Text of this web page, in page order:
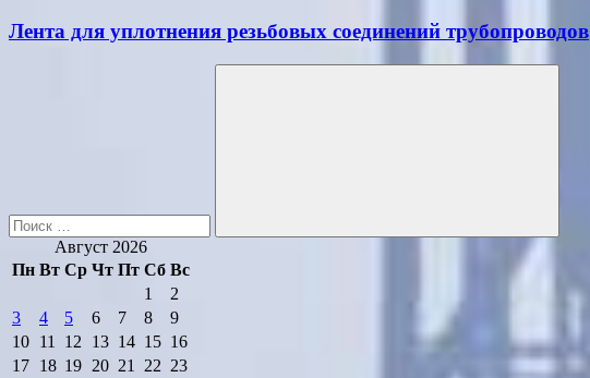
Лента для уплотнения резьбовых соединений трубопроводов
Поиск
Август 2026
Пн Вт Ср Чт Пт Сб Вс
1
2
3
4 5 6 7 8
9
10 11 12 13 14 15 16
17 18 19 20 21 22 23